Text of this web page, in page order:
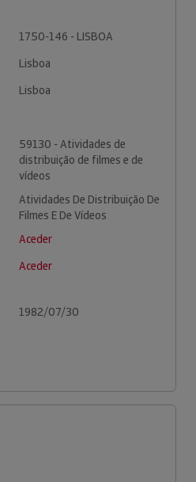
1750-146 - LISBOA
Lisboa
Lisboa
59130 - Atividades de
distribuição de filmes e de
vídeos
Atividades De Distribuição De
Filmes E De Vídeos
Aceder
Aceder
1982/07/30